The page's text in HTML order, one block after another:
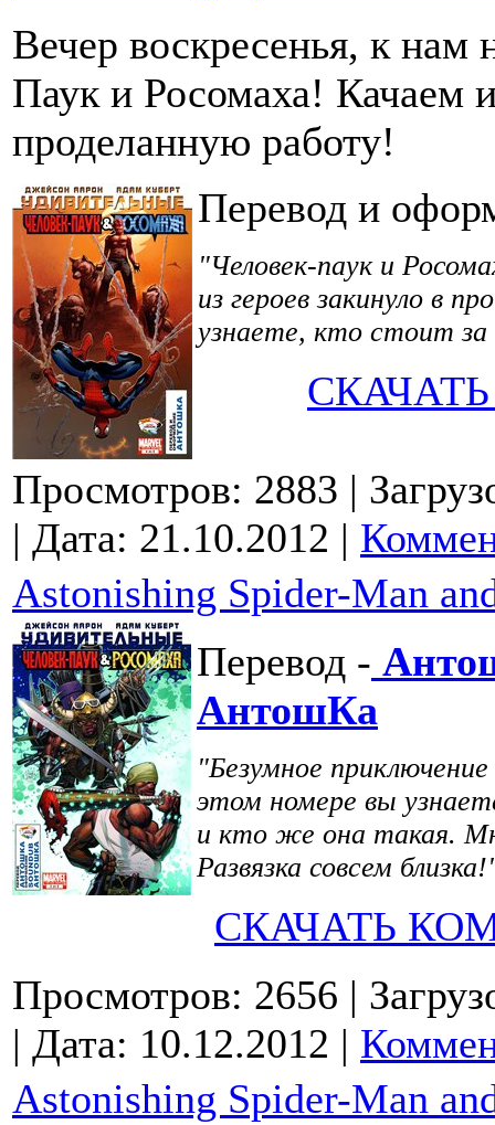
Вечер воскресенья, к нам
Паук и Росомаха! Качаем
проделанную работу!
Перевод и
"Человек-паук и
из героев закинуло в
узнаете, кто стоит
Просмотров: 2883 |
| Дата: 21.10.2012 |
Astonishing Spider-Man
Перевод -
АнтошКа
"Безумное
этом номере вы
и кто же она такая.
Развязка совсем
СКАЧАТЬ
Просмотров: 2656 |
| Дата: 10.12.2012 |
Astonishing Spider-Man